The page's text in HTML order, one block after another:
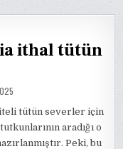
ithal tütün
tütün severler için
aradığı o
Peki, bu